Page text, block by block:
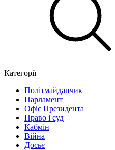
Категорії
Політмайданчик
Парламент
Офіс Президента
Право і суд
Кабмін
Війна
Досьє